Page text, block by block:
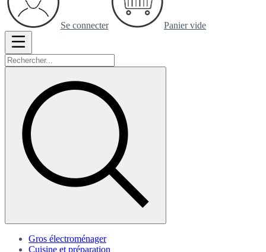
Se connecter Panier vide
Gros électroménager
Cuisine et préparation